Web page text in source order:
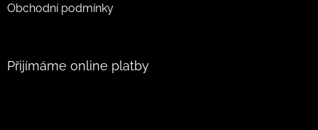
Obchodní podmínky
Přijímáme online platby